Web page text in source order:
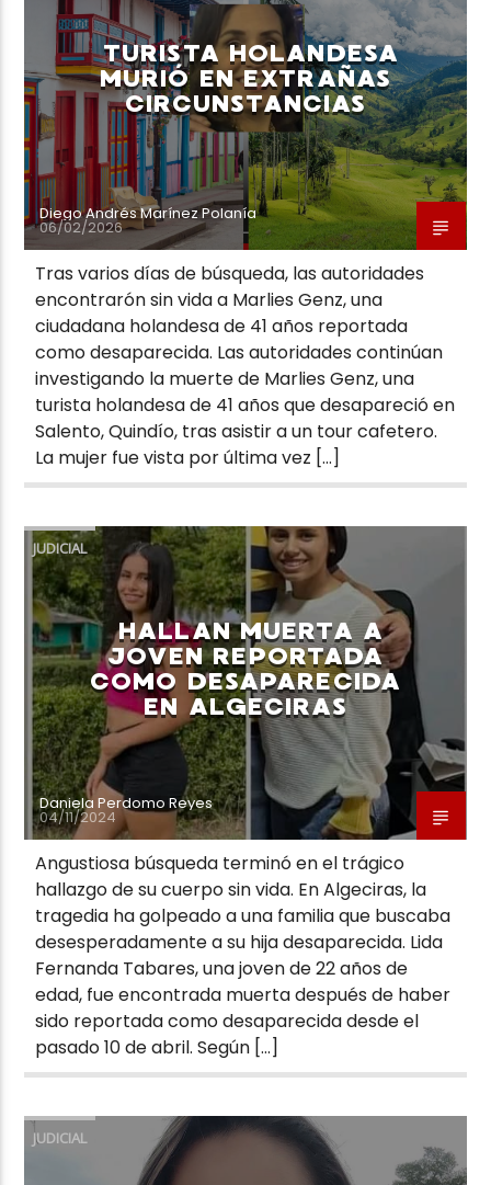
Neiva Estereo
TURISTA HOLANDESA
MURIÓ EN EXTRAÑAS
CIRCUNSTANCIAS
Diego Andrés Marínez Polanía
06/02/2026
Tras varios días de búsqueda, las autoridades
encontrarón sin vida a Marlies Genz, una
ciudadana holandesa de 41 años reportada
como desaparecida. Las autoridades continúan
investigando la muerte de Marlies Genz, una
turista holandesa de 41 años que desapareció en
Salento, Quindío, tras asistir a un tour cafetero.
La mujer fue vista por última vez […]
JUDICIAL
HALLAN MUERTA A
JOVEN REPORTADA
COMO DESAPARECIDA
EN ALGECIRAS
Daniela Perdomo Reyes
04/11/2024
Angustiosa búsqueda terminó en el trágico
hallazgo de su cuerpo sin vida. En Algeciras, la
tragedia ha golpeado a una familia que buscaba
desesperadamente a su hija desaparecida. Lida
Fernanda Tabares, una joven de 22 años de
edad, fue encontrada muerta después de haber
sido reportada como desaparecida desde el
pasado 10 de abril. Según […]
JUDICIAL